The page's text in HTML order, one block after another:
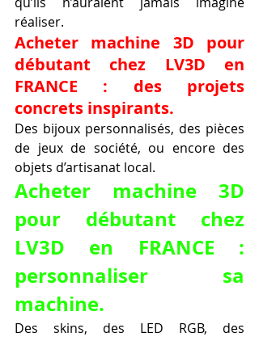
réaliser.
Acheter machine 3D pour
débutant chez LV3D en
FRANCE : des projets
concrets inspirants.
Des bijoux personnalisés, des pièces
de jeux de société, ou encore des
objets d’artisanat local.
Acheter machine 3D
pour débutant chez
LV3D en FRANCE :
personnaliser sa
machine.
Des skins, des LED RGB, des